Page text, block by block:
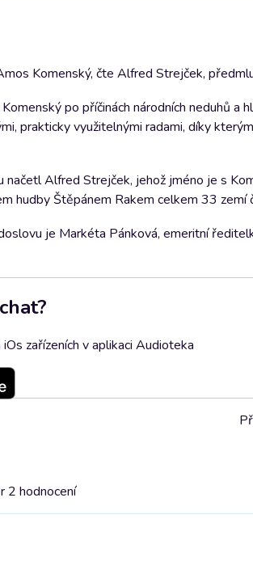
Komenský, čte Alfred Strejček,
po příčinách národních neduhů a
prakticky využitelnými radami, díky
Alfred Strejček, jehož jméno je s
hudby Štěpánem Rakem celkem 33 zemí
je Markéta Pánková, emeritní
zařízeních v aplikaci Audioteka
2 hodnocení